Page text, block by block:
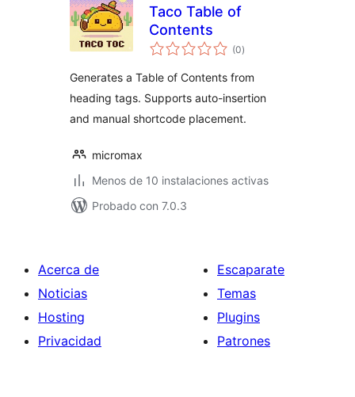
Taco Table of
Contents
(0total
de
)
Generates a Table of Contents from
heading tags. Supports auto-insertion
and manual shortcode placement.
micromax
Menos de 10 instalaciones activas
Probado con 7.0.3
Acerca de
Noticias
Hosting
Privacidad
Escaparate
Temas
Plugins
Patrones